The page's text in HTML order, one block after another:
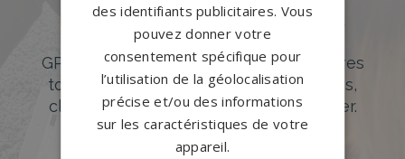
Des pierres tombales uniques et
originales
GPG Granit offre un large choix de pierres
tombales en granit de styles modernes,
classiques ou originales à personnaliser.
DÉCOUVREZ NOTRE CATALOGUE
des identifiants publicitaires. Vous
pouvez donner votre
consentement spécifique pour
l’utilisation de la géolocalisation
précise et/ou des informations
sur les caractéristiques de votre
appareil.